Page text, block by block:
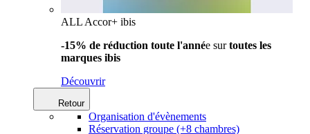
ALL Accor+ ibis
-15% de réduction toute l'année surtoutes les
marques ibis
Découvrir
Retour
Organisation d'évènements
Réservation groupe (+8 chambres)